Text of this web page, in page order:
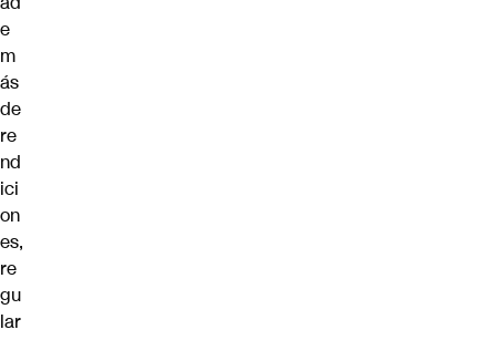
e
m
ás
de
re
nd
ici
on
es,
re
gu
lar